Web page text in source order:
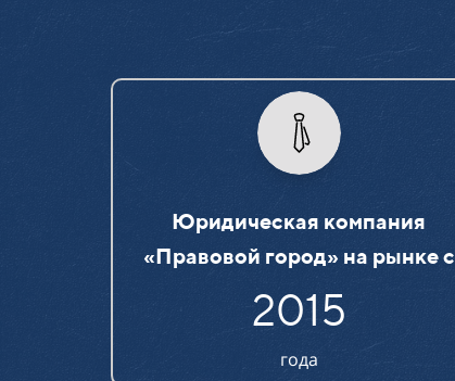
Юридическая компания
«Правовой город» на рынке c
2015
года